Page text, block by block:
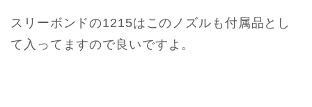
スリーボンドの1215はこのノズルも付属品とし
て入ってますので良いですよ。